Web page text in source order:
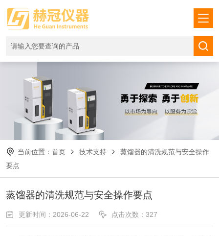
当前位置： 首页 技术支持
蒸馏器的清洗规范与安全操作
要点
蒸馏器的清洗规范与安全操作要点
更新时间：2026-06-22 点击次数：327